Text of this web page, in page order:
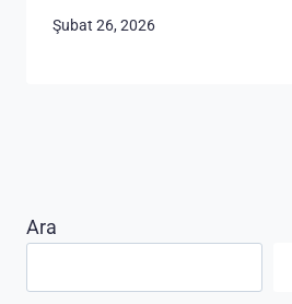
Şubat 26, 2026
Ara